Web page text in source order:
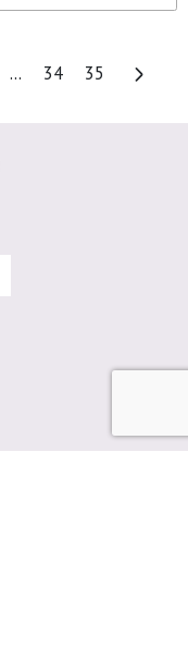
... 34 35